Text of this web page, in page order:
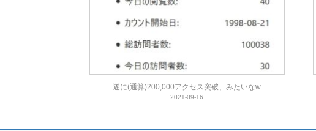
遂に(通算)200,000アクセス突破、みたいなw
2021-09-16